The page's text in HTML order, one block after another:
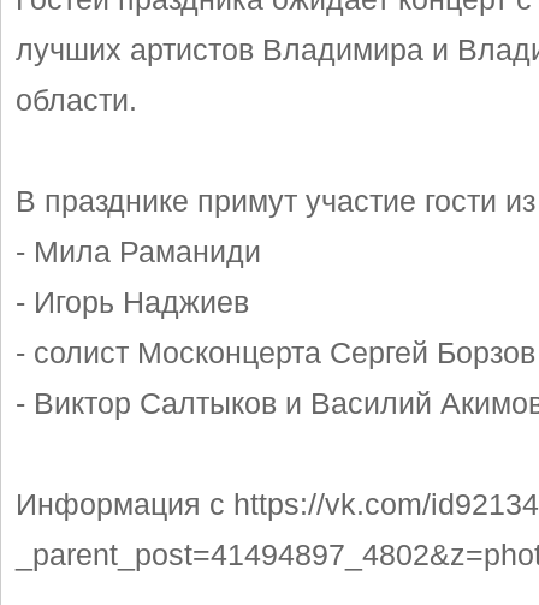
лучших артистов Владимира и
области.
В празднике примут участие гости
- Мила Раманиди
- Игорь Наджиев
- солист Москонцерта Сергей Борзов
- Виктор Салтыков и Василий
Информация с https://vk.com/